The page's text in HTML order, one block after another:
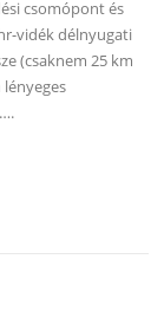
csomópont és
vidék délnyugati
(csaknem 25 km